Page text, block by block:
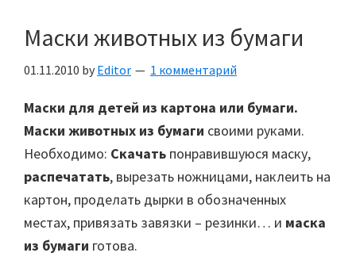
родителей.
Маски животных из бумаги
01.11.2010 by Editor 1 комментарий
Маски для детей из картона или бумаги.
Маски животных из бумаги своими руками.
Необходимо: Скачать понравившуюся маску,
распечатать, вырезать ножницами, наклеить на
картон, проделать дырки в обозначенных
местах, привязать завязки – резинки… и маска
из бумаги готова.